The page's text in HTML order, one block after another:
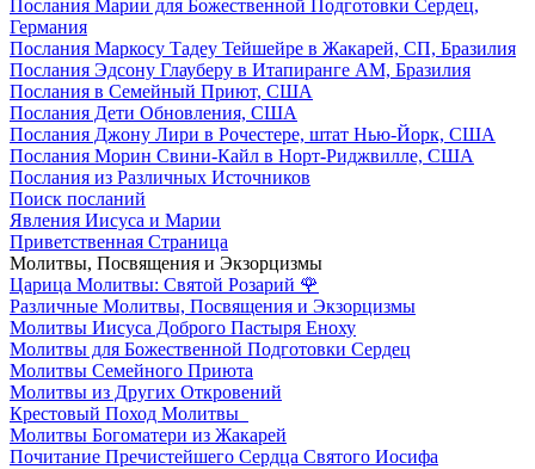
Послания Марии для Божественной Подготовки Сердец,
Германия
Послания Маркосу Тадеу Тейшейре в Жакарей, СП, Бразилия
Послания Эдсону Глауберу в Итапиранге AM, Бразилия
Послания в Семейный Приют, США
Послания Дети Обновления, США
Послания Джону Лири в Рочестере, штат Нью-Йорк, США
Послания Морин Свини-Кайл в Норт-Риджвилле, США
Послания из Различных Источников
Поиск посланий
Явления Иисуса и Марии
Приветственная Страница
Молитвы, Посвящения и Экзорцизмы
Царица Молитвы: Святой Розарий 🌹
Различные Молитвы, Посвящения и Экзорцизмы
Молитвы Иисуса Доброго Пастыря Еноху
Молитвы для Божественной Подготовки Сердец
Молитвы Семейного Приюта
Молитвы из Других Откровений
Крестовый Поход Молитвы
Молитвы Богоматери из Жакарей
Почитание Пречистейшего Сердца Святого Иосифа